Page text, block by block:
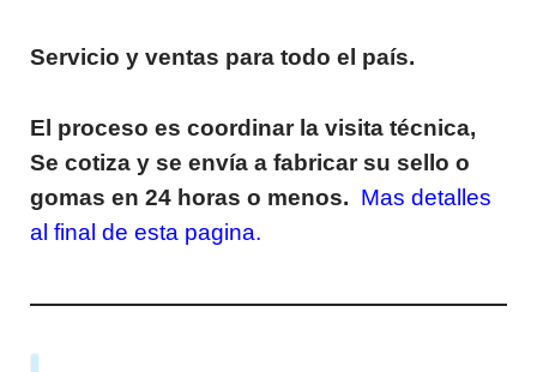
Servicio y ventas para todo el país.
El proceso es coordinar la visita técnica,
Se cotiza y se envía a fabricar su sello o
gomas en 24 horas o menos. Mas detalles
al final de esta pagina.